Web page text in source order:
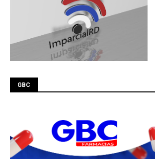
GBC